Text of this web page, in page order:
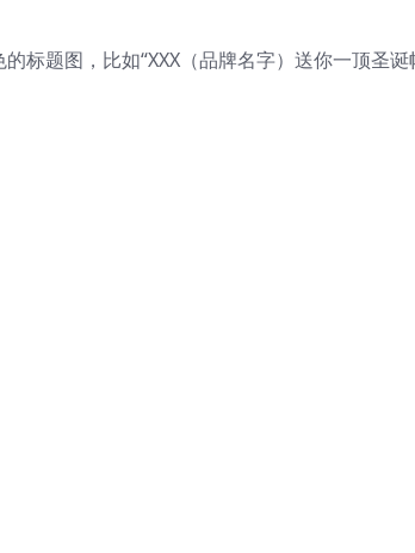
标题图，比如“XXX（品牌名字）送你一顶圣诞